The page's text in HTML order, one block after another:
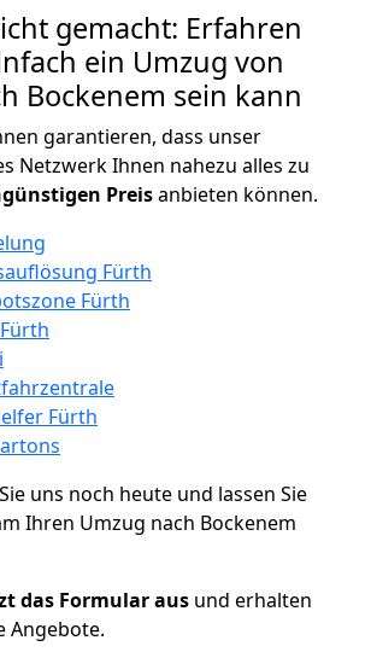
gemacht: Erfahren
ein Umzug von
Bockenem sein kann
garantieren, dass unser
Netzwerk Ihnen nahezu alles zu
Preisanbieten können.
Fürth
Fürth
Fürth
uns noch heute und lassen Sie
Ihren Umzug nach Bockenem
das Formular aus und erhalten
Angebote.